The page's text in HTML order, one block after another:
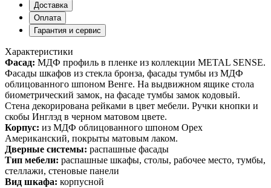
Доставка
Оплата
Гарантия и сервис
Характеристики
Фасад: МДФ профиль в пленке из коллекции METAL SENSE.
Фасады шкафов из стекла бронза, фасады тумбы из МДФ
облицованного шпоном Венге. На выдвижном ящике стола
биометрический замок, на фасаде тумбы замок кодовый.
Стена декорирована рейками в цвет мебели. Ручки кнопки и
скобы Инглэд в черном матовом цвете.
Корпус: из МДФ облицованного шпоном Орех
Американский, покрыты матовым лаком.
Дверные системы: распашные фасады
Тип мебели: распашные шкафы, столы, рабочее место, тумбы,
стеллажи, стеновые панели
Вид шкафа: корпусной